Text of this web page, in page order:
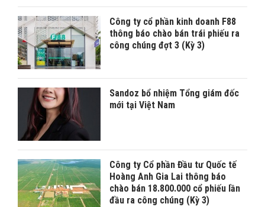
Công ty cổ phần kinh doanh F88
thông báo chào bán trái phiếu ra
công chúng đợt 3 (Kỳ 3)
Sandoz bổ nhiệm Tổng giám đốc
mới tại Việt Nam
Công ty Cổ phần Đầu tư Quốc tế
Hoàng Anh Gia Lai thông báo
chào bán 18.800.000 cổ phiếu lần
đầu ra công chúng (Kỳ 3)